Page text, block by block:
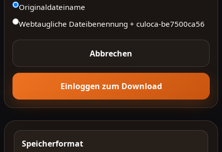
Originaldateiname
Webtaugliche Dateibenennung + culoca-be7500ca56
Abbrechen
Einloggen zum Download
Speicherformat